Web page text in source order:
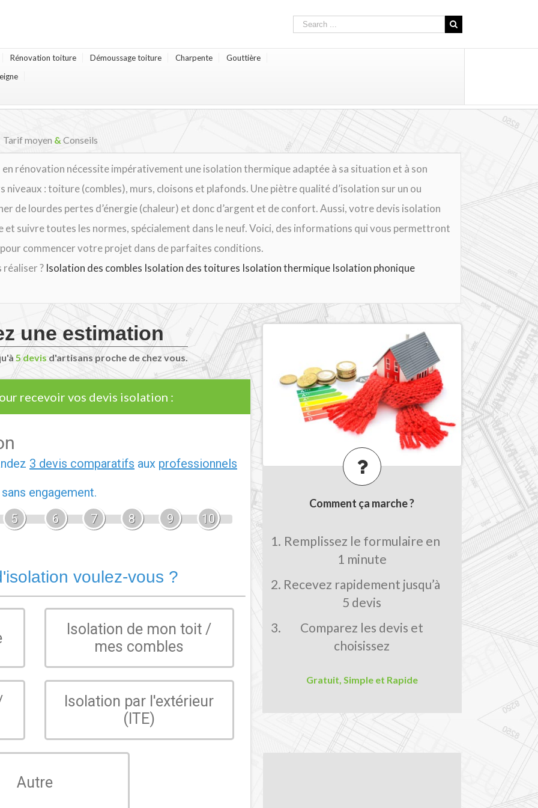
Tarif moyen & Conseils
rénovation nécessite impérativement une isolation thermique adaptée à sa situation et à son
niveaux : toiture (combles), murs, cloisons et plafonds. Une piètre qualité d’isolation sur un ou
de lourdes pertes d’énergie (chaleur) et donc d’argent et de confort. Aussi, votre devis isolation
suivre toutes les normes, spécialement dans le neuf. Voici, des informations qui vous permettront
commencer votre projet dans de parfaites conditions.
réaliser ? Isolation des combles Isolation des toitures Isolation thermique Isolation phonique
une estimation
5 devis d'artisans proche de chez vous.
recevoir vos devis isolation :
3 devis comparatifs aux professionnels
engagement.
5
6 7 8 9 10
voulez-vous ?
Isolation de mon toit /
mes combles
Isolation par l'extérieur
(ITE)
Autre
Comment ça marche ?
Remplissez le formulaire en
1 minute
Recevez rapidement jusqu’à
5 devis
Comparez les devis et
choisissez
Gratuit, Simple et Rapide
Rénovation toiture Démoussage toiture Charpente
Gouttière